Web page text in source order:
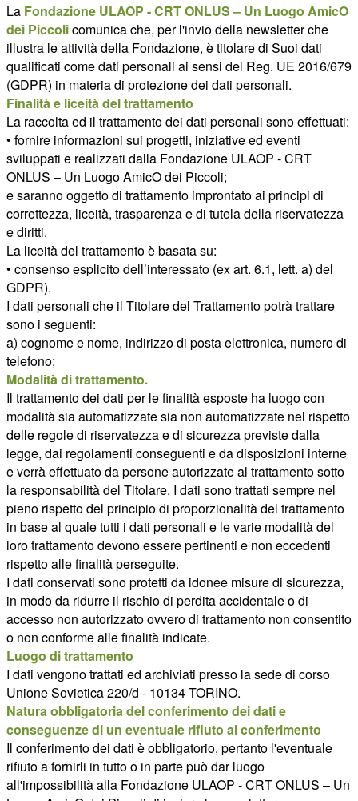
La Fondazione ULAOP - CRT ONLUS – Un Luogo AmicO
dei Piccolicomunica che, per l'invio della newsletter che
illustra le attività della Fondazione, è titolare di Suoi dati
qualificati come dati personali ai sensi del Reg. UE 2016/679
(GDPR) in materia di protezione dei dati personali.
Finalità e liceità del trattamento
La raccolta ed il trattamento dei dati personali sono effettuati:
• fornire informazioni sui progetti, iniziative ed eventi
sviluppati e realizzati dalla Fondazione ULAOP - CRT
ONLUS – Un Luogo AmicO dei Piccoli;
e saranno oggetto di trattamento improntato ai principi di
correttezza, liceità, trasparenza e di tutela della riservatezza
e diritti.
La liceità del trattamento è basata su:
• consenso esplicito dell’interessato (ex art. 6.1, lett. a) del
GDPR).
I dati personali che il Titolare del Trattamento potrà trattare
sono i seguenti:
a) cognome e nome, indirizzo di posta elettronica, numero di
telefono;
Modalità di trattamento.
Il trattamento dei dati per le finalità esposte ha luogo con
modalità sia automatizzate sia non automatizzate nel rispetto
delle regole di riservatezza e di sicurezza previste dalla
legge, dai regolamenti conseguenti e da disposizioni interne
e verrà effettuato da persone autorizzate al trattamento sotto
la responsabilità del Titolare. I dati sono trattati sempre nel
pieno rispetto del principio di proporzionalità del trattamento
in base al quale tutti i dati personali e le varie modalità del
loro trattamento devono essere pertinenti e non eccedenti
rispetto alle finalità perseguite.
I dati conservati sono protetti da idonee misure di sicurezza,
in modo da ridurre il rischio di perdita accidentale o di
accesso non autorizzato ovvero di trattamento non consentito
o non conforme alle finalità indicate.
Luogo di trattamento
I dati vengono trattati ed archiviati presso la sede di corso
Unione Sovietica 220/d - 10134 TORINO.
Natura obbligatoria del conferimento dei dati e
conseguenze di un eventuale rifiuto al conferimento
Il conferimento dei dati è obbligatorio, pertanto l'eventuale
rifiuto a fornirli in tutto o in parte può dar luogo
all'impossibilità alla Fondazione ULAOP - CRT ONLUS – Un